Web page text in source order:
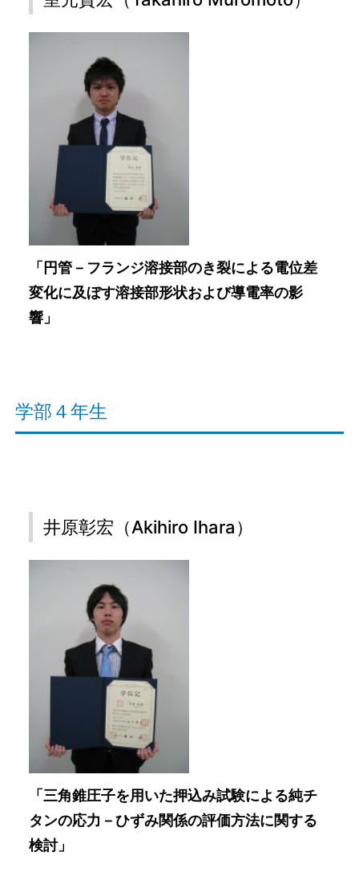
「円管－フランジ溶接部のき裂による電位差
変化に及ぼす溶接部形状および導電率の影
響」
学部４年生
井原彰宏（Akihiro Ihara）
「三角錐圧子を用いた押込み試験による純チ
タンの応力－ひずみ関係の評価方法に関する
検討」